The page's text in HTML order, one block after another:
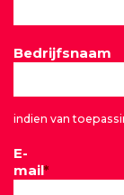
Bedrijfsnaam
indien van
E-
mail*